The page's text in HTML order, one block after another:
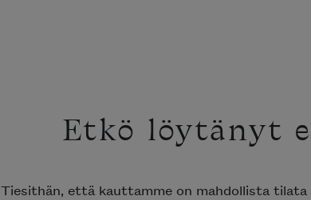
Etkö löytänyt
Tiesithän, että kauttamme on mahdollista tilata